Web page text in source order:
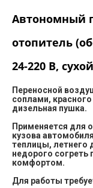
Автономный
отопитель
24-220 В,
П ереносной
соплами,
дизельная пушка.
Применяется для
кузова
теплицы, летнего
недорого согреть
комфортом.
Для работы